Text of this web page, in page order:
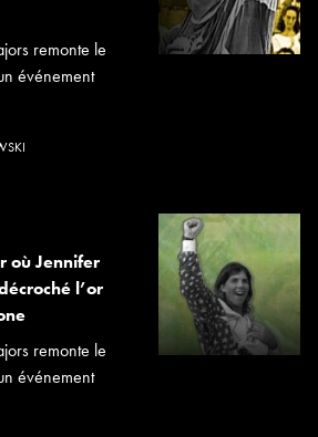
remonte le
événement
où Jennifer
l’or
remonte le
événement